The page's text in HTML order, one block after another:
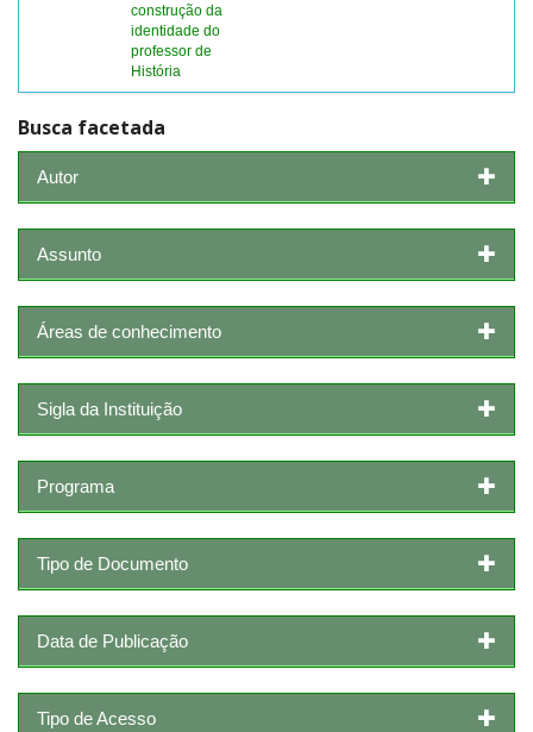
construção da
identidade do
professor de
História
Busca facetada
Autor
Assunto
Áreas de conhecimento
Sigla da Instituição
Programa
Tipo de Documento
Data de Publicação
Tipo de Acesso